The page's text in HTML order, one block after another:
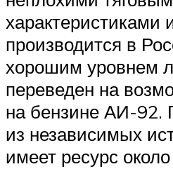
характеристиками
производится в
хорошим уровнем
переведен на
на бензине АИ-
из независимых
имеет ресурс